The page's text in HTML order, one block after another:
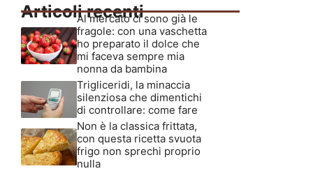
Articoli recenti
Al mercato ci sono già le
fragole: con una vaschetta
ho preparato il dolce che
mi faceva sempre mia
nonna da bambina
Trigliceridi, la minaccia
silenziosa che dimentichi
di controllare: come fare
Non è la classica frittata,
con questa ricetta svuota
frigo non sprechi proprio
nulla